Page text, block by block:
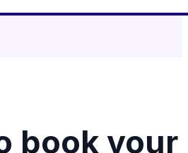
book your